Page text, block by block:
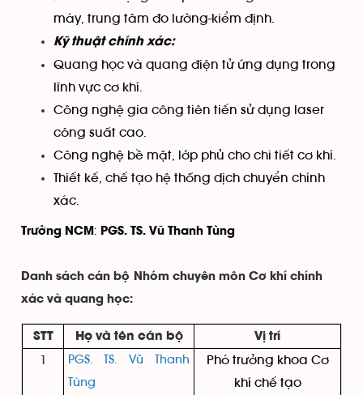
máy, trung tâm đo lường-kiểm định.
Kỹ thuật chính xác:
Quang học và quang điện tử ứng dụng trong
lĩnh vực cơ khí.
Công nghệ gia công tiên tiến sử dụng laser
công suất cao.
Công nghệ bề mặt, lớp phủ cho chi tiết cơ khí.
Thiết kế, chế tạo hệ thống dịch chuyển chính
xác.
Trưởng NCM : PGS. TS. Vũ Thanh Tùng
Danh sách cán bộ Nhóm chuyên môn Cơ khí chính
xác và quang học:
STT Họ và tên cán bộ Vị trí
1
PGS. TS. Vũ Thanh
Tùng
Phó trưởng khoa Cơ
khí chế tạo